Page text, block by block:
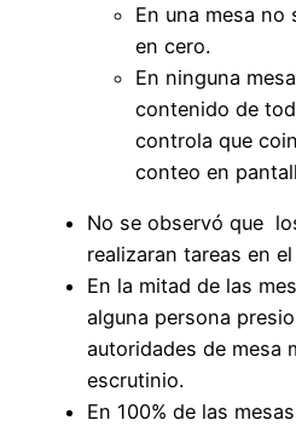
En una mesa
en cero.
En ninguna
contenido de
controla que
conteo en
No se observó que
realizaran tareas en
En la mitad de las
alguna persona
autoridades de mesa
escrutinio.
En 100% de las